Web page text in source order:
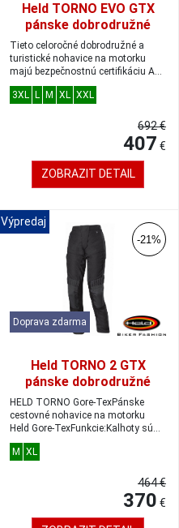
Held TORNO EVO GTX
pánske dobrodružné
Gore-Tex nohavice šedé/
čierne veľkosť L
Tieto celoročné dobrodružné a
turistické nohavice na motorku
majú bezpečnostnú certifikáciu AA
a odn...
3XL
L M XL XXL
692 €
407 €
ZOBRAZIT DETAIL
Výpredaj
-21%
Doprava zdarma
Held TORNO 2 GTX
pánske dobrodružné
Gore-Tex nohavice black
HELD TORNO Gore-TexPánske
cestovné nohavice na motorku
Held Gore-TexFunkcie:Kalhoty sú
vybavené odní...
M
XL
464 €
370 €